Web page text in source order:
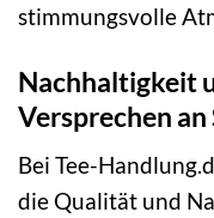
stimmungsvolle
Nachhaltigkeit
Versprechen an
Bei Tee-
die Qualität und